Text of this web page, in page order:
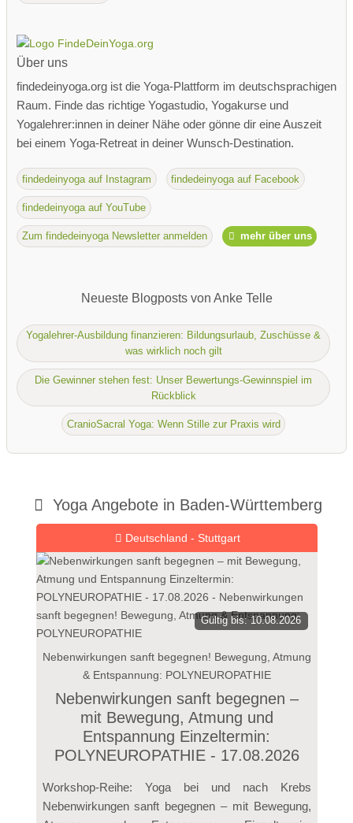
Yoga Angebote in Baden-Württemberg
Deutschland - Stuttgart
Gültig bis: 10.08.2026
Nebenwirkungen sanft begegnen! Bewegung, Atmung
& Entspannung: POLYNEUROPATHIE
Nebenwirkungen sanft begegnen –
mit Bewegung, Atmung und
Entspannung Einzeltermin:
POLYNEUROPATHIE - 17.08.2026
Workshop-Reihe: Yoga bei und nach Krebs
Nebenwirkungen sanft begegnen – mit Bewegung,
Über uns
findedeinyoga.org ist die Yoga-Plattform im deutschsprachigen
Raum. Finde das richtige Yogastudio, Yogakurse und
Yogalehrer:innen in deiner Nähe oder gönne dir eine Auszeit
bei einem Yoga-Retreat in deiner Wunsch-Destination.
findedeinyoga auf Instagram findedeinyoga auf Facebook
findedeinyoga auf YouTube
Zum findedeinyoga Newsletter anmelden mehr über uns
Neueste Blogposts von Anke Telle
Yogalehrer-Ausbildung finanzieren: Bildungsurlaub, Zuschüsse &
was wirklich noch gilt
Die Gewinner stehen fest: Unser Bewertungs-Gewinnspiel im
Rückblick
CranioSacral Yoga: Wenn Stille zur Praxis wird